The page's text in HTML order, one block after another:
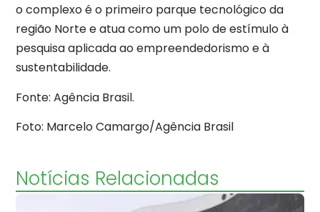
o complexo é o primeiro parque tecnológico da
região Norte e atua como um polo de estímulo à
pesquisa aplicada ao empreendedorismo e à
sustentabilidade.
Fonte: Agência Brasil.
Foto: Marcelo Camargo/Agência Brasil
Notícias Relacionadas